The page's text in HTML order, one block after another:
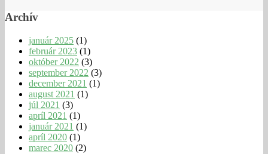
Archív
január 2025 (1)
február 2023 (1)
október 2022 (3)
september 2022 (3)
december 2021 (1)
august 2021 (1)
júl 2021 (3)
apríl 2021 (1)
január 2021 (1)
apríl 2020 (1)
marec 2020 (2)